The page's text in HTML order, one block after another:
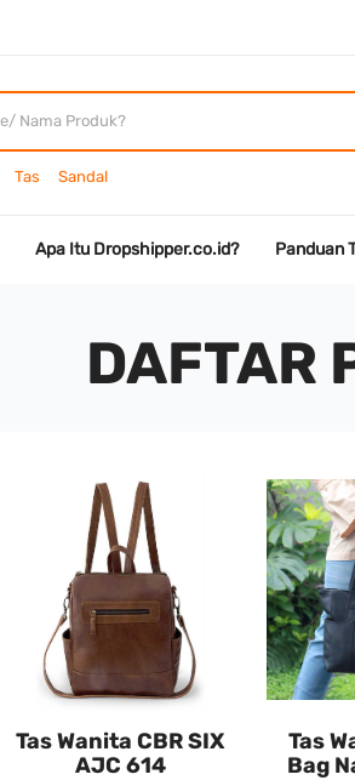
Tas Sandal
Apa Itu Dropshipper.co.id? Panduan
DAFTAR
Tas Wanita CBR SIX
AJC 614
Tas
Bag